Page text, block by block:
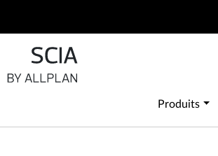
Produits